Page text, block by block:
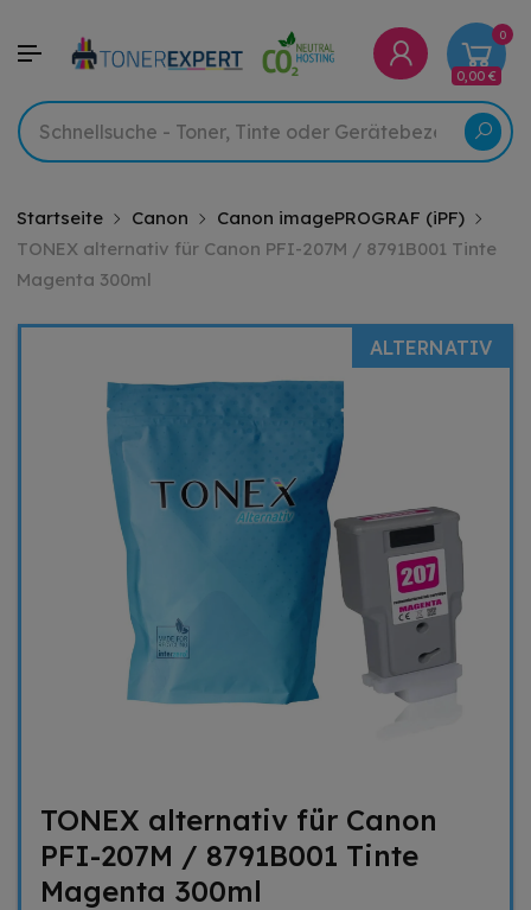
0
0,00 €
Startseite Canon
Canon imagePROGRAF (iPF)
TONEX alternativ für Canon PFI-207M / 8791B001 Tinte
Magenta 300ml
ALTERNATIV
TONEX alternativ für Canon
PFI-207M / 8791B001 Tinte
Magenta 300ml